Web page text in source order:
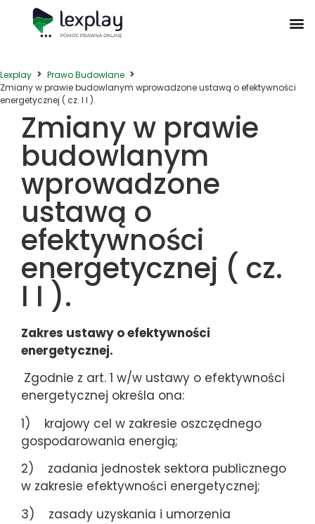
Lexplay
Prawo Budowlane
Zmiany w prawie budowlanym wprowadzone ustawą o efektywności
energetycznej ( cz. I I ).
Zmiany w prawie
budowlanym
wprowadzone
ustawą o
efektywności
energetycznej ( cz.
I I ).
Zakres ustawy o efektywności
energetycznej.
Zgodnie z art. 1 w/w ustawy o efektywności
energetycznej określa ona:
1) krajowy cel w zakresie oszczędnego
gospodarowania energią;
2) zadania jednostek sektora publicznego
w zakresie efektywności energetycznej;
3) zasady uzyskania i umorzenia